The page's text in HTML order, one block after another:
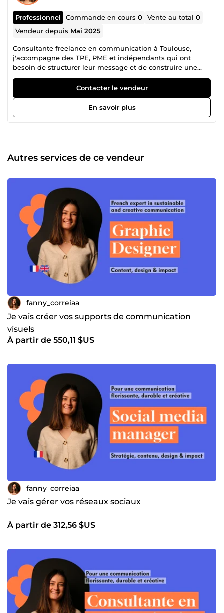
Professionnel Commande en cours0 Vente au total0
Vendeur depuis Mai 2025
Consultante freelance en communication à Toulouse,
j'accompagne des TPE, PME et indépendants qui ont
besoin de structurer leur message et de construire une
présence qu'ils peuvent vraiment faire vivre, sans se
disperser. Mes accompagnements : ✿ Com' stratégique :
consulting &amp; ateliers ✿ Com' digitale : site vitrine
&amp; community management ✿ Com' visuelle :
branding, graphisme, photo &amp; vidéo Travailler avec
Contacter le vendeur
En savoir plus
Autres services de ce vendeur
fanny_correiaa
Je vais créer vos supports de communication
visuels
À partir de 550,11 $US
fanny_correiaa
Je vais gérer vos réseaux sociaux
À partir de 312,56 $US